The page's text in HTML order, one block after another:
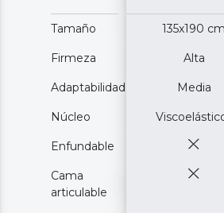
Tamaño 135x190 cm
Firmeza Alta
Adaptabilidad Media
Núcleo
Enfundable
Cama
articulable